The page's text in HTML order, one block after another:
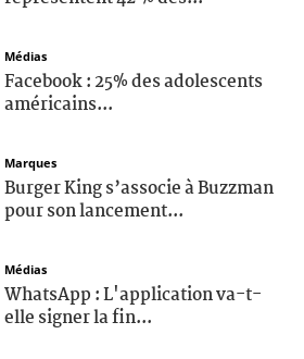
Médias
Facebook : 25% des adolescents
américains...
Marques
Burger King s’associe à Buzzman
pour son lancement...
Médias
WhatsApp : L'application va-t-
elle signer la fin...